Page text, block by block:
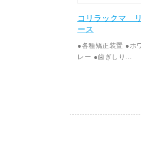
コリラックマ
ース
●各種矯正装置 ●ホ
レー ●歯ぎしり...